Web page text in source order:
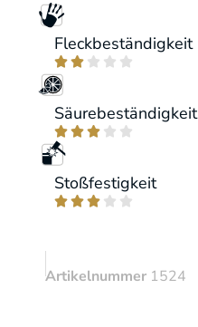
Fleckbeständigkeit
    
Säurebeständigkeit
    
Stoßfestigkeit
    
Artikelnummer 1524